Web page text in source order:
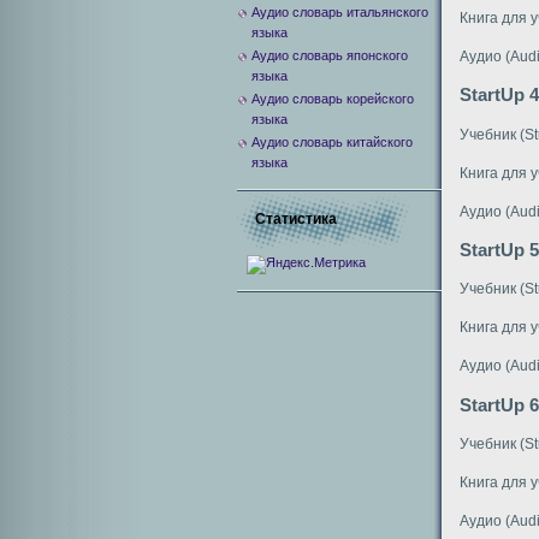
Книга для
Аудио
StartUp 4
Учебник
Книга для
Аудио
StartUp 5
Учебник
Книга для
Аудио
StartUp 6
Учебник
Книга для
Аудио
Аудио словарь итальянского
языка
Аудио словарь японского
языка
Аудио словарь корейского
языка
Аудио словарь китайского
языка
Статистика